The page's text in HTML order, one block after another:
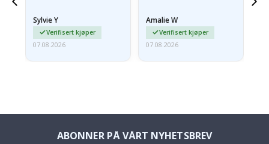
Sylvie Y
Verifisert kjøper
07.08.2026
Amalie W
Verifisert kjøper
07.08.2026
ABONNER PÅ VÅRT NYHETSBREV